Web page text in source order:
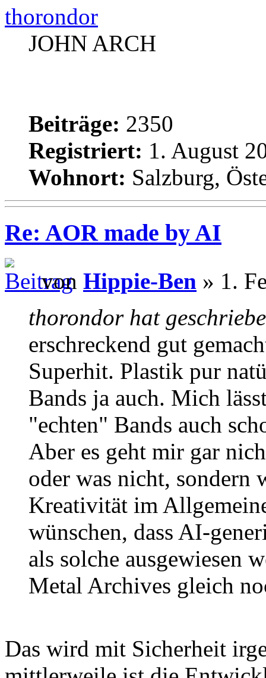
thorondor
JOHN ARCH
Beiträge: 2350
Registriert: 1. August
Wohnort: Salzburg,
Re: AOR made by AI
von Hippie-Ben » 1.
thorondor hat
erschreckend gut
Superhit. Plastik pur
Bands ja auch. Mich
"echten" Bands auch
Aber es geht mir gar
oder was nicht,
Kreativität im
wünschen, dass AI-
als solche ausgewiesen
Metal Archives gleich
Das wird mit Sicherheit